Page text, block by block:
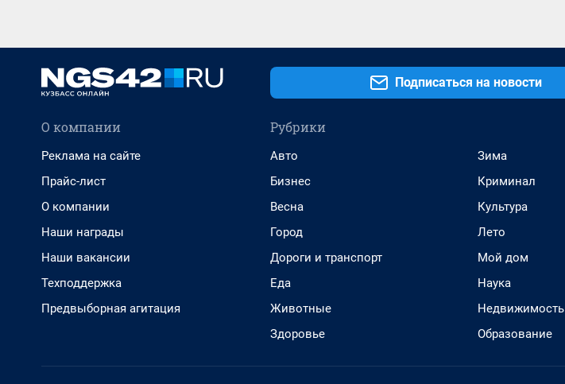
Подписаться на новости
О компании
Реклама на сайте
Прайс-лист
О компании
Наши награды
Наши вакансии
Техподдержка
Предвыборная агитация
Рубрики
Авто
Бизнес
Весна
Город
Дороги и транспорт
Еда
Животные
Здоровье
Зима
Криминал
Культура
Лето
Мой дом
Наука
Недвижимость
Образование